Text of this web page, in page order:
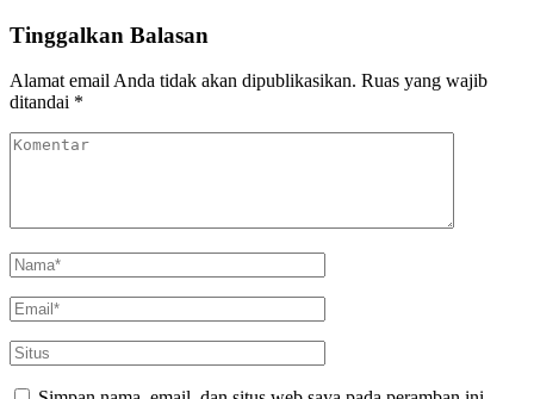
Tinggalkan Balasan
Alamat email Anda tidak akan dipublikasikan. Ruas yang wajib
ditandai *